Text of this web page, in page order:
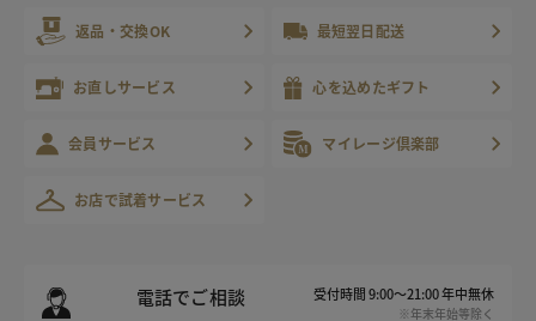
返品・交換OK 最短翌日配送
お直しサービス 心を込めたギフト
会員サービス マイレージ倶楽部
お店で試着サービス
電話でご相談 受付時間 9:00～21:00 年中無休
※年末年始等除く